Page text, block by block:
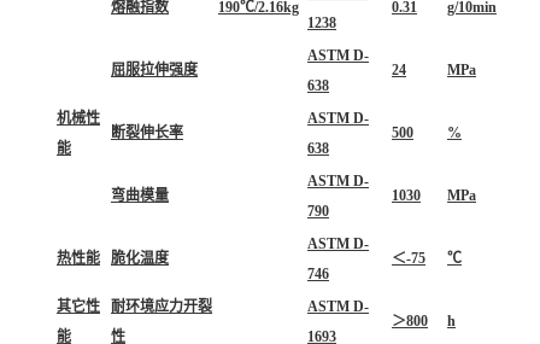
熔融指数 190℃/2.16kg
1238
0.31 g/10min
机械性
能
屈服拉伸强度
ASTM D-
638
24 MPa
断裂伸长率
ASTM D-
638
500 %
弯曲模量
ASTM D-
790
1030 MPa
热性能 脆化温度
ASTM D-
746
＜-75 ℃
其它性
能
耐环境应力开裂
性
ASTM D-
1693
＞800 h